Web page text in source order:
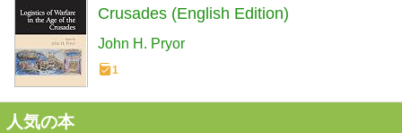
Crusades (English Edition)
John H. Pryor
1
人気の本